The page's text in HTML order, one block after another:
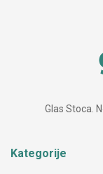
Glas Stoca.
Kategorije